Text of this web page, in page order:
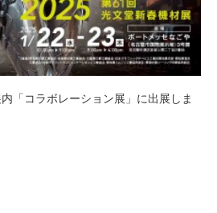
「コラボレーション展」に出展しま